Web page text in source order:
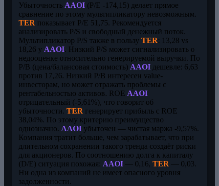
Убыточность AAOI (P/E -174,15) делает прямое
сравнение по этому мультипликатору невозможным.
TER показывает P/E 51,75. Рекомендуется
анализировать P/S и свободный денежный поток.
Мультипликатор P/S также в пользу TER: 13,28 vs
18,26 у AAOI. Низкий P/S может сигнализировать о
недооценке относительно генерируемой выручки. По
P/B (цена/балансовая стоимость) AAOI дешевле: 6,63
против 17,26. Низкий P/B интересен value-
инвесторам, но может отражать проблемы с
рентабельностью активов. ROE AAOI
отрицательный (-5,61%), что говорит об
убыточности. TER генерирует прибыль с ROE
38,04%. По этому критерию преимущество
однозначно. AAOI убыточен — чистая маржа -9,57%.
Компания тратит больше, чем зарабатывает, что при
длительном сохранении такого тренда создаёт риски
для акционеров. По соотношению долга к капиталу
(D/E) ситуация похожая: AAOI — 0,16, TER — 0,03.
Ни одна из компаний не имеет опасного уровня
задолженности.